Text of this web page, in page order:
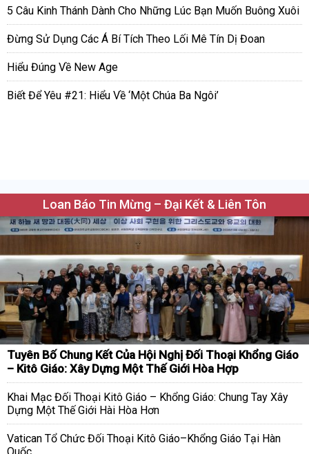
5 Câu Kinh Thánh Dành Cho Những Lúc Bạn Muốn Buông Xuôi
Đừng Sử Dụng Các Á Bí Tích Theo Lối Mê Tín Dị Đoan
Hiểu Đúng Về New Age
Biết Để Yêu #21: Hiểu Về ‘Một Chúa Ba Ngôi’
Loan Báo Tin Mừng – Đại Kết & Liên Tôn
Tuyên Bố Chung Kết Của Hội Nghị Đối Thoại Khổng Giáo
– Kitô Giáo: Xây Dựng Một Thế Giới Hòa Hợp
Khai Mạc Đối Thoại Kitô Giáo – Khổng Giáo: Chung Tay Xây
Dựng Một Thế Giới Hài Hòa Hơn
Vatican Tổ Chức Đối Thoại Kitô Giáo–Khổng Giáo Tại Hàn